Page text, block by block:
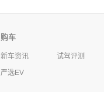
购车
新车资讯
试驾评测
严选EV